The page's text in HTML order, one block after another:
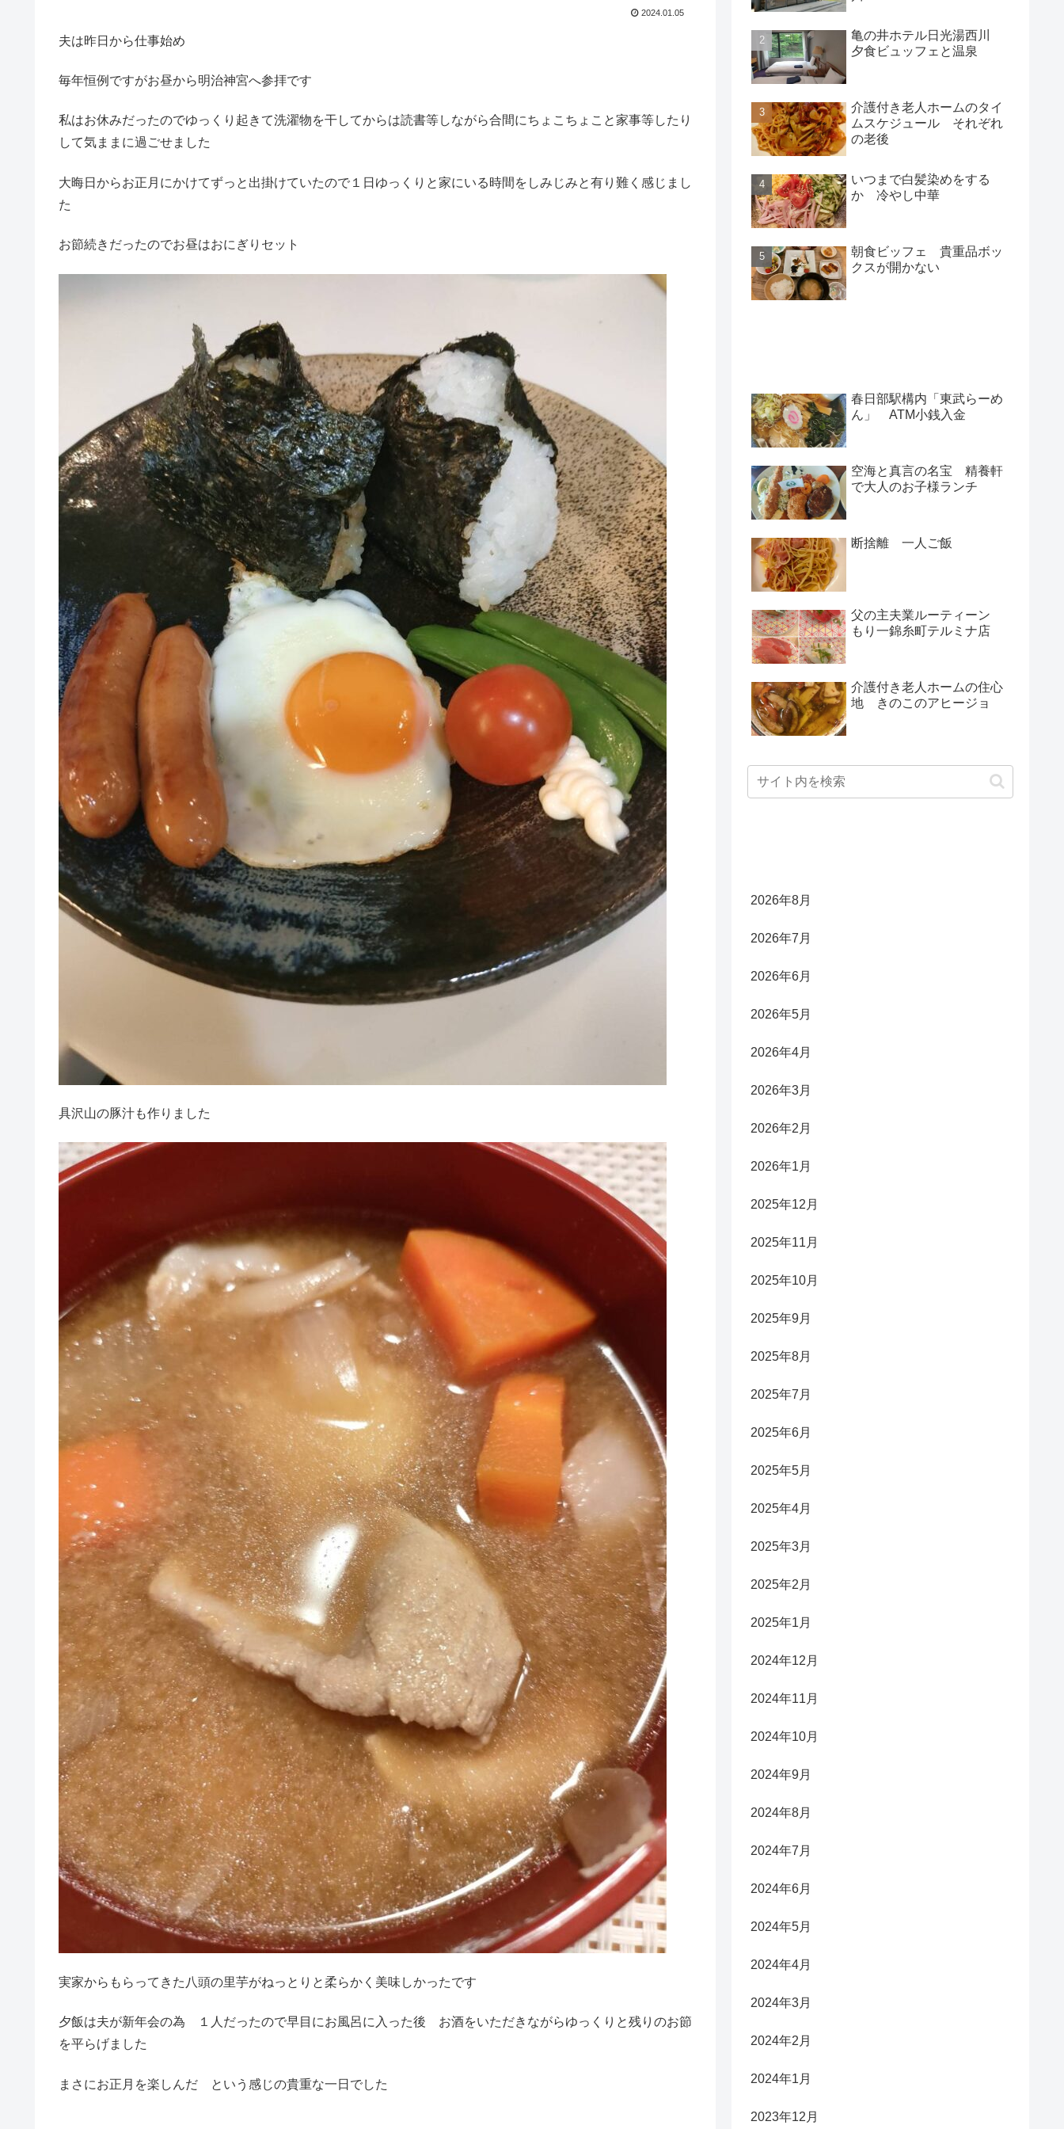
2024.01.05
夫は昨日から仕事始め
毎年恒例ですがお昼から明治神宮へ参拝です
私はお休みだったのでゆっくり起きて洗濯物を干してからは読書等しながら合間にちょこちょこと家事等したり
して気ままに過ごせました
大晦日からお正月にかけてずっと出掛けていたので１日ゆっくりと家にいる時間をしみじみと有り難く感じまし
た
お節続きだったのでお昼はおにぎりセット
具沢山の豚汁も作りました
実家からもらってきた八頭の里芋がねっとりと柔らかく美味しかったです
夕飯は夫が新年会の為 １人だったので早目にお風呂に入った後 お酒をいただきながらゆっくりと残りのお節
を平らげました
まさにお正月を楽しんだ という感じの貴重な一日でした
亀の井ホテル日光湯西川
夕食ビュッフェと温泉
介護付き老人ホームのタイ
ムスケジュール それぞれ
の老後
いつまで白髪染めをする
か 冷やし中華
朝食ビッフェ 貴重品ボッ
クスが開かない
春日部駅構内「東武らーめ
ん」 ATM小銭入金
空海と真言の名宝 精養軒
で大人のお子様ランチ
断捨離 一人ご飯
父の主夫業ルーティーン
もり一錦糸町テルミナ店
介護付き老人ホームの住心
地 きのこのアヒージョ
2026年8月
2026年7月
2026年6月
2026年5月
2026年4月
2026年3月
2026年2月
2026年1月
2025年12月
2025年11月
2025年10月
2025年9月
2025年8月
2025年7月
2025年6月
2025年5月
2025年4月
2025年3月
2025年2月
2025年1月
2024年12月
2024年11月
2024年10月
2024年9月
2024年8月
2024年7月
2024年6月
2024年5月
2024年4月
2024年3月
2024年2月
2024年1月
2023年12月